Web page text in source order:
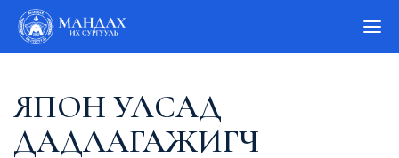
ЯПОН УЛСАД
ДАДЛАГАЖИГЧ